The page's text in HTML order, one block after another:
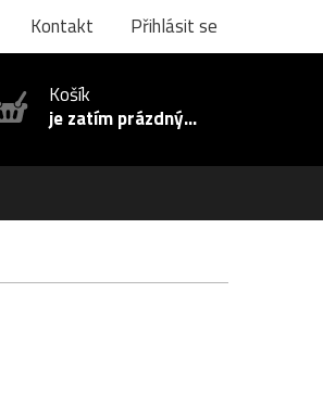
Kontakt Přihlásit se
Košík
je zatím prázdný...